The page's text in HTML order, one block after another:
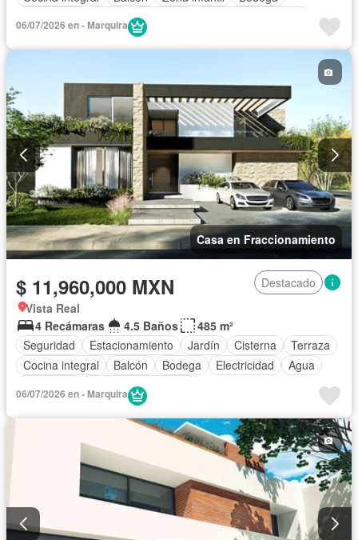
Despacho
06/07/2026 en - Marquira
Casa en Fraccionamiento
$ 11,960,000 MXN
Destacado
Vista Real
4 Recámaras
4.5 Baños
485 m²
Seguridad
Estacionamiento Jardín Cisterna
Terraza
Cocina integral
Balcón Bodega Electricidad
Agua
Caseta de vigilancia
06/07/2026 en - Marquira